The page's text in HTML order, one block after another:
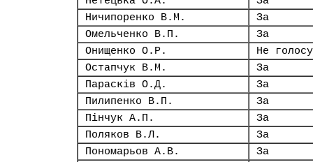
Ничипоренко В.М.
За
Омельченко В.П.
За
Онищенко О.Р.
Не
Остапчук В.М.
За
Парасків О.Д.
За
Пилипенко В.П.
За
Пінчук А.П.
За
Поляков В.Л.
За
Пономарьов А.В.
За